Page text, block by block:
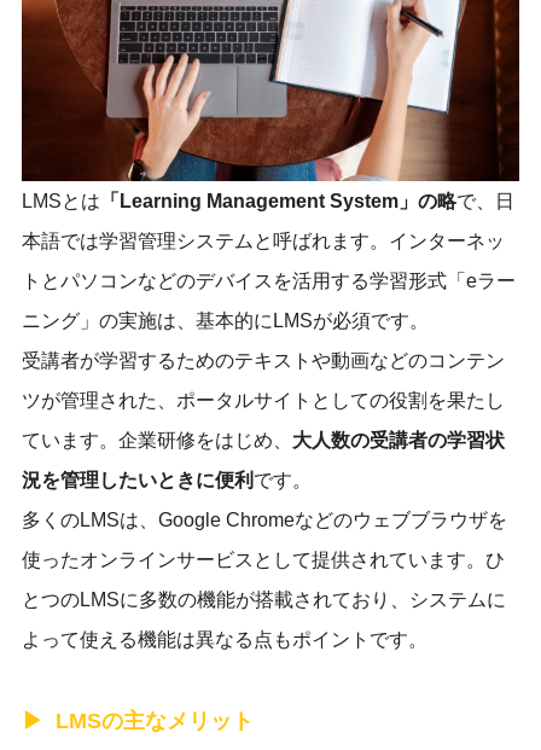
LMSとは 「Learning Management System」の略で、日
本語では学習管理システムと呼ばれます。インターネッ
トとパソコンなどのデバイスを活用する学習形式「eラー
ニング」の実施は、基本的にLMSが必須です。
受講者が学習するためのテキストや動画などのコンテン
ツが管理された、ポータルサイトとしての役割を果たし
ています。企業研修をはじめ、 大人数の受講者の学習状
況を管理したいときに便利 です。
多くのLMSは、Google Chromeなどのウェブブラウザを
使ったオンラインサービスとして提供されています。ひ
とつのLMSに多数の機能が搭載されており、システムに
よって使える機能は異なる点もポイントです。
LMSの主なメリット